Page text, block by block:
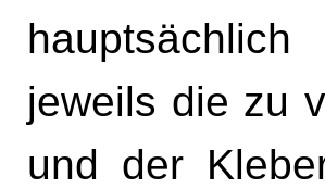
jeweils die zu
und der